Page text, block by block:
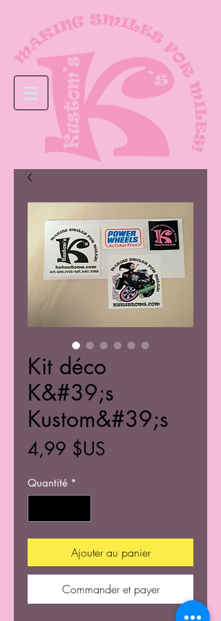
Kit déco
K&#39;s
Kustom&#39;s
4,99 $US
Quantité *
Ajouter au panier
Commander et payer